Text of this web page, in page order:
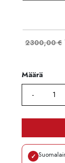
2300,00 €
Määrä
Määrä
✓